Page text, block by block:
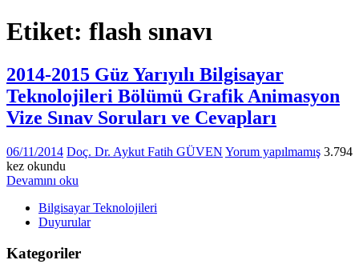
Etiket: flash sınavı
2014-2015 Güz Yarıyılı Bilgisayar
Teknolojileri Bölümü Grafik Animasyon
Vize Sınav Soruları ve Cevapları
06/11/2014 Doç. Dr. Aykut Fatih GÜVEN Yorum yapılmamış 3.794
kez okundu
Devamını oku
Bilgisayar Teknolojileri
Duyurular
Kategoriler